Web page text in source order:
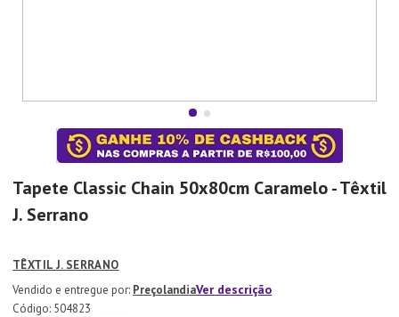
Tapete Classic Chain 50x80cm Caramelo - Têxtil
J. Serrano
TÊXTIL J. SERRANO
PreçolandiaVer descrição
: 504823
Xicara